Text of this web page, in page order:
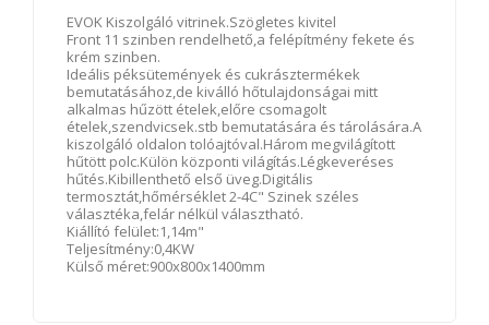
EVOK Kiszolgáló vitrinek.Szögletes kivitel
Front 11 szinben rendelhető,a felépítmény fekete és
krém szinben.
Ideális péksütemények és cukrásztermékek
bemutatásához,de kiválló hőtulajdonságai mitt
alkalmas hűzött ételek,előre csomagolt
ételek,szendvicsek.stb bemutatására és tárolására.A
kiszolgáló oldalon tolóajtóval.Három megvilágított
hűtött polc.Külön központi világítás.Légkeveréses
hűtés.Kibillenthető első üveg.Digitális
termosztát,hőmérséklet 2-4C" Szinek széles
választéka,felár nélkül választható.
Kiállító felület:1,14m"
Teljesítmény:0,4KW
Külső méret:900x800x1400mm